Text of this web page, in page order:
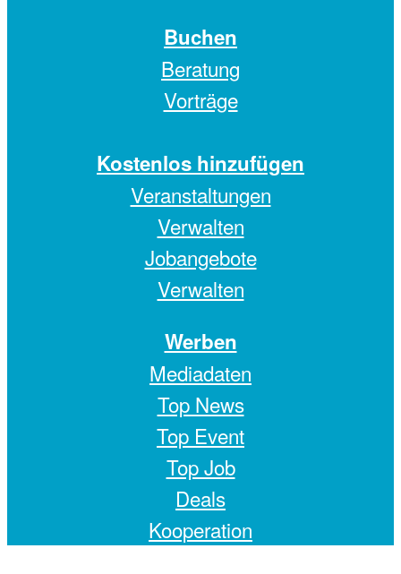
Buchen
Beratung
Vorträge
Kostenlos hinzufügen
Veranstaltungen
Verwalten
Jobangebote
Verwalten
Werben
Mediadaten
Top News
Top Event
Top Job
Deals
Kooperation